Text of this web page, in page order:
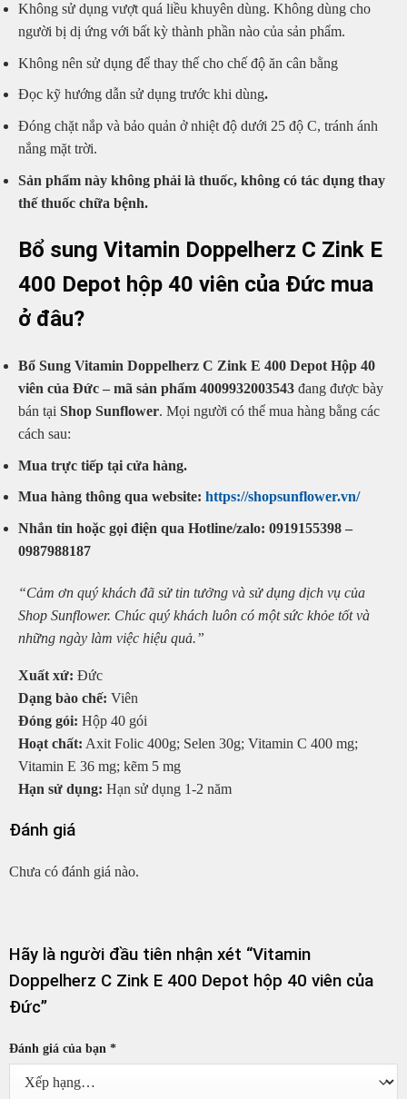
Không sử dụng vượt quá liều khuyên dùng. Không dùng cho
người bị dị ứng với bất kỳ thành phần nào của sản phẩm.
Không nên sử dụng để thay thế cho chế độ ăn cân bằng
Đọc kỹ hướng dẫn sử dụng trước khi dùng.
Đóng chặt nắp và bảo quản ở nhiệt độ dưới 25 độ C, tránh ánh
nắng mặt trời.
Sản phẩm này không phải là thuốc, không có tác dụng thay
thế thuốc chữa bệnh.
Bổ sung Vitamin Doppelherz C Zink E
400 Depot hộp 40 viên của Đức mua
ở đâu?
Bổ Sung Vitamin Doppelherz C Zink E 400 Depot Hộp 40
viên của Đức – mã sản phẩm 4009932003543 đang được bày
bán tại Shop Sunflower. Mọi người có thể mua hàng bằng các
cách sau:
Mua trực tiếp tại cửa hàng.
Mua hàng thông qua website: https://shopsunflower.vn/
Nhắn tin hoặc gọi điện qua Hotline/zalo: 0919155398 –
0987988187
“Cảm ơn quý khách đã sử tin tưởng và sử dụng dịch vụ của
Shop Sunflower. Chúc quý khách luôn có một sức khỏe tốt và
những ngày làm việc hiệu quả.”
Xuất xứ: Đức
Dạng bào chế: Viên
Đóng gói: Hộp 40 gói
Hoạt chất: Axit Folic 400g; Selen 30g; Vitamin C 400 mg;
Vitamin E 36 mg; kẽm 5 mg
Hạn sử dụng: Hạn sử dụng 1-2 năm
Đánh giá
Chưa có đánh giá nào.
Hãy là người đầu tiên nhận xét “Vitamin
Doppelherz C Zink E 400 Depot hộp 40 viên của
Đức”
Đánh giá của bạn *